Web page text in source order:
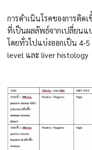
การดำเนินโรคของการติด
ที่เป็นผลลัพธ์จากเปลี่ยนแ
โดยทั่วไปแบ่งออกเป็น 4-5
level และ liver histology